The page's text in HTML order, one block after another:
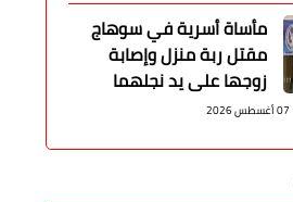
مأساة أسرية في سوهاج
مقتل ربة منزل وإصابة
زوجها على يد نجلهما
07 أغسطس 2026